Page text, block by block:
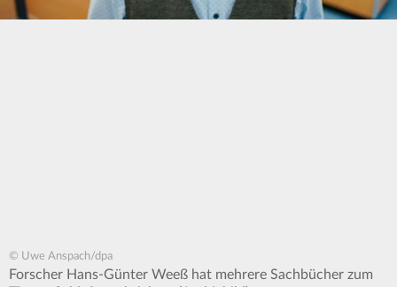
© Uwe Anspach/dpa
Forscher Hans-Günter Weeß hat mehrere Sachbücher zum